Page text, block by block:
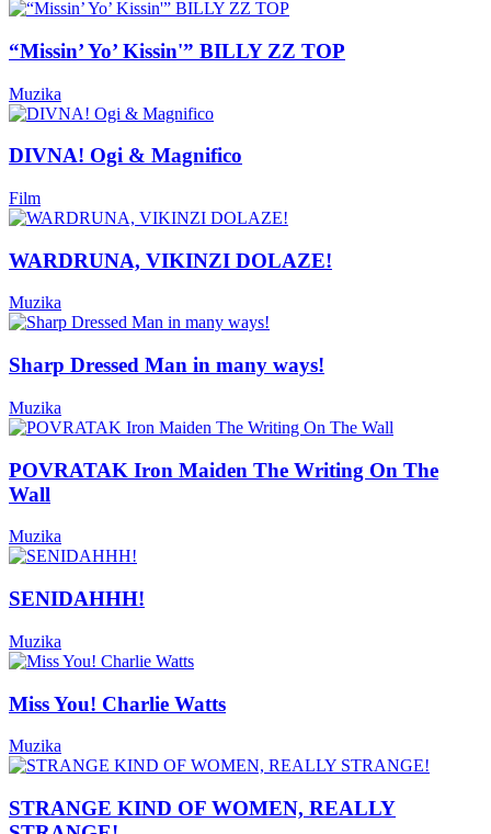
“Missin’ Yo’ Kissin'” BILLY ZZ TOP
Muzika
DIVNA! Ogi & Magnifico
Film
WARDRUNA, VIKINZI DOLAZE!
Muzika
Sharp Dressed Man in many ways!
Muzika
POVRATAK Iron Maiden The Writing On The
Wall
Muzika
SENIDAHHH!
Muzika
Miss You! Charlie Watts
Muzika
STRANGE KIND OF WOMEN, REALLY